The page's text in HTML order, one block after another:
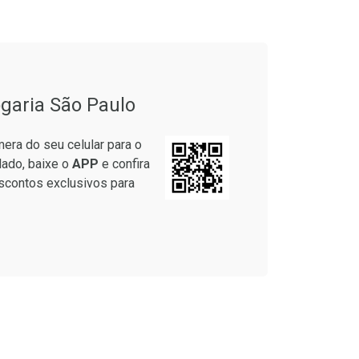
cada
cada
Por R$ 28,79/cada
Por R$ 28,79/cada
São Paulo
do seu celular para o
baixe o APP e confira
exclusivos para